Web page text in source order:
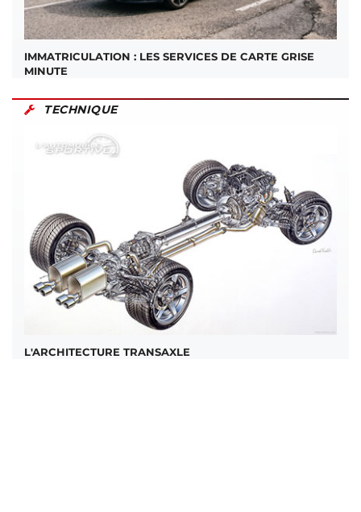
IMMATRICULATION : LES SERVICES DE CARTE GRISE
MINUTE
TECHNIQUE
L'ARCHITECTURE TRANSAXLE